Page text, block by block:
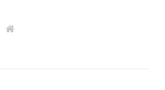
W